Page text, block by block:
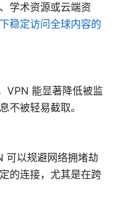
学术资源或云端资
稳定访问全球内容的
VPN 能显著降低被监
不被轻易截取。
可以规避网络拥堵劫
的连接，尤其是在跨